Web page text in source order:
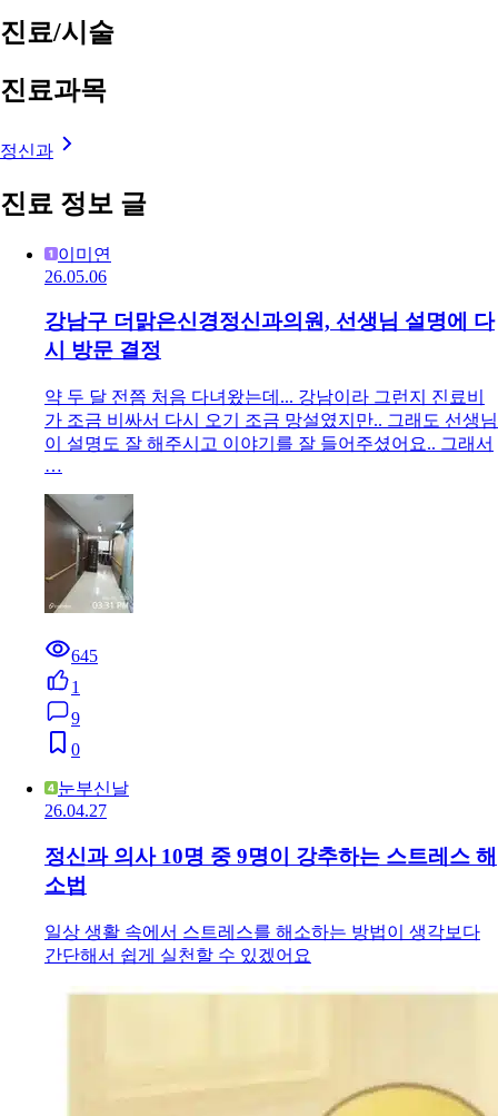
진료/시술
진료과목
정신과
진료 정보 글
이미연
26.05.06
강남구 더맑은신경정신과의원, 선생님 설명에 다
시 방문 결정
약 두 달 전쯤 처음 다녀왔는데... 강남이라 그런지 진료비
가 조금 비싸서 다시 오기 조금 망설였지만.. 그래도 선생님
이 설명도 잘 해주시고 이야기를 잘 들어주셨어요.. 그래서
…
645
1
9
0
눈부신날
26.04.27
정신과 의사 10명 중 9명이 강추하는 스트레스 해
소법
일상 생활 속에서 스트레스를 해소하는 방법이 생각보다
간단해서 쉽게 실천할 수 있겠어요